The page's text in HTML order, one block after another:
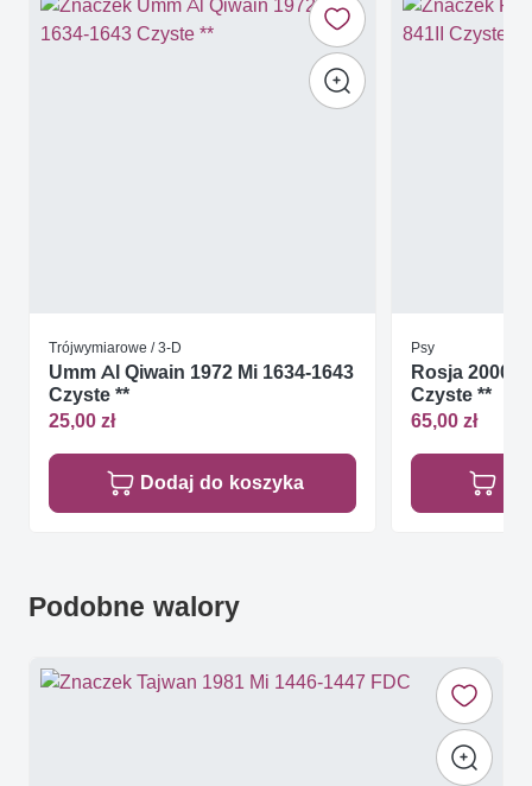
Trójwymiarowe / 3-D
Umm Al Qiwain 1972 Mi 1634-1643
Czyste **
25,00 zł
Dodaj do koszyka
Psy
Rosja 2000
Czyste **
65,00 zł
Podobne walory